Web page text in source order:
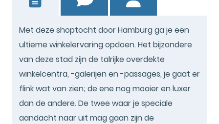
Met deze shoptocht door Hamburg ga je een
ultieme winkelervaring opdoen. Het bijzondere
van deze stad zijn de talrijke overdekte
winkelcentra, -galerijen en -passages, je gaat er
flink wat van zien; de ene nog mooier en luxer
dan de andere. De twee waar je speciale
aandacht naar uit mag gaan zijn de